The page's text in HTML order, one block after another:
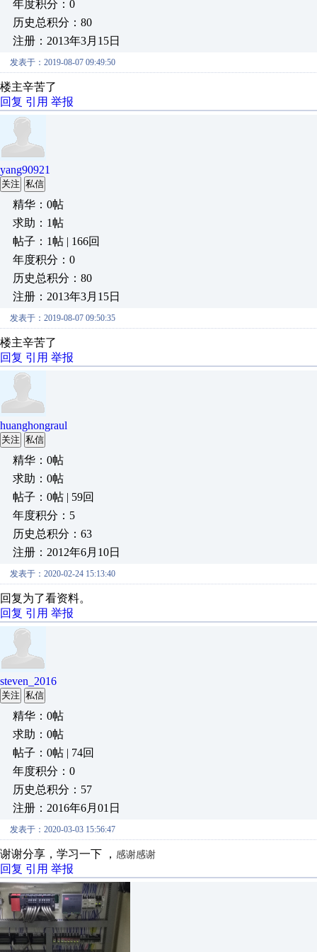
年度积分：0
历史总积分：80
注册：2013年3月15日
发表于：2019-08-07 09:49:50
楼主辛苦了
回复 引用 举报
yang90921
关注 私信
精华：0帖
求助：1帖
帖子：1帖 | 166回
年度积分：0
历史总积分：80
注册：2013年3月15日
发表于：2019-08-07 09:50:35
楼主辛苦了
回复 引用 举报
huanghongraul
关注 私信
精华：0帖
求助：0帖
帖子：0帖 | 59回
年度积分：5
历史总积分：63
注册：2012年6月10日
发表于：2020-02-24 15:13:40
回复为了看资料。
回复 引用 举报
steven_2016
关注 私信
精华：0帖
求助：0帖
帖子：0帖 | 74回
年度积分：0
历史总积分：57
注册：2016年6月01日
发表于：2020-03-03 15:56:47
谢谢分享，学习一下 ， 感谢感谢
回复 引用 举报